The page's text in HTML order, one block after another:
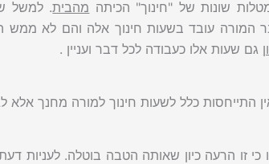
שונות של "חינוך" הכיתה מהבית. למשל
המורה עובד בשעות חינוך אלה והם לא ממש
גם שעות אלו כעבודה לכל דבר ועניין .
התייחסות כלל לשעות חינוך למורה מחנך אלא
כי זו הרעה כיון שאותה הטבה בוטלה.